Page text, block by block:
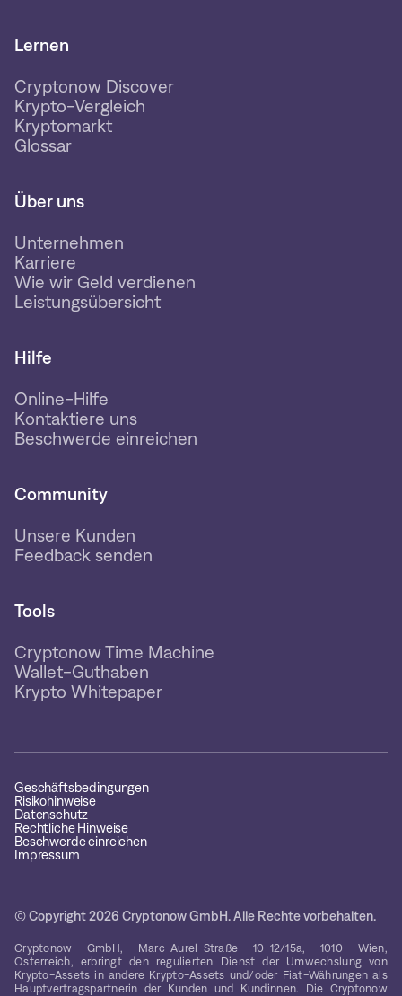
Lernen
Cryptonow Discover
Krypto-Vergleich
Kryptomarkt
Glossar
Über uns
Unternehmen
Karriere
Wie wir Geld verdienen
Leistungsübersicht
Hilfe
Online-Hilfe
Kontaktiere uns
Beschwerde einreichen
Community
Unsere Kunden
Feedback senden
Tools
Cryptonow Time Machine
Wallet-Guthaben
Krypto Whitepaper
Geschäftsbedingungen
Risikohinweise
Datenschutz
Rechtliche Hinweise
Beschwerde einreichen
Impressum
© Copyright 2026 Cryptonow GmbH. Alle Rechte vorbehalten.
Cryptonow GmbH, Marc-Aurel-Straße 10-12/15a, 1010 Wien,
Österreich, erbringt den regulierten Dienst der Umwechslung von
Krypto-Assets in andere Krypto-Assets und/oder Fiat-Währungen als
Hauptvertragspartnerin der Kunden und Kundinnen. Die Cryptonow